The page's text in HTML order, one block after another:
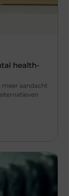
health-
meer aandacht